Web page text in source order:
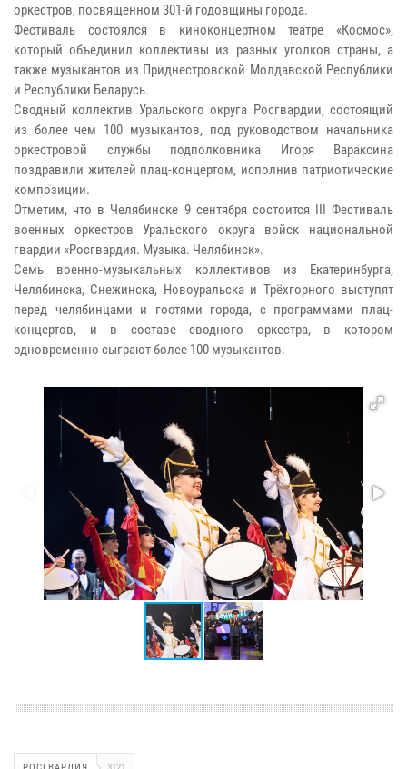
оркестров, посвященном 301-й годовщины города.
Фестиваль состоялся в киноконцертном театре «Космос»,
который объединил коллективы из разных уголков страны, а
также музыкантов из Приднестровской Молдавской Республики
и Республики Беларусь.
Сводный коллектив Уральского округа Росгвардии, состоящий
из более чем 100 музыкантов, под руководством начальника
оркестровой службы подполковника Игоря Вараксина
поздравили жителей плац-концертом, исполнив патриотические
композиции.
Отметим, что в Челябинске 9 сентября состоится III Фестиваль
военных оркестров Уральского округа войск национальной
гвардии «Росгвардия. Музыка. Челябинск».
Семь военно-музыкальных коллективов из Екатеринбурга,
Челябинска, Снежинска, Новоуральска и Трёхгорного выступят
перед челябинцами и гостями города, с программами плац-
концертов, и в составе сводного оркестра, в котором
одновременно сыграют более 100 музыкантов.